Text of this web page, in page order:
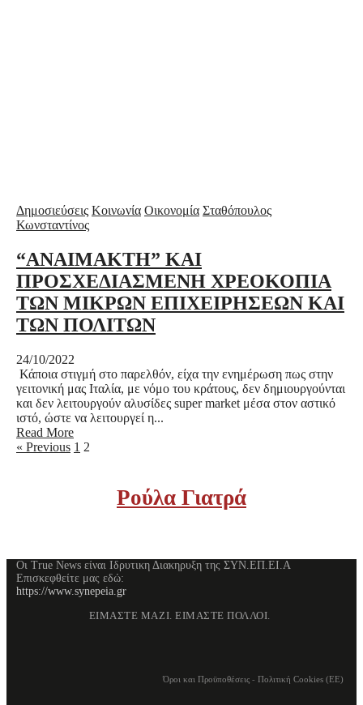
Δημοσιεύσεις Κοινωνία Οικονομία Σταθόπουλος
Κωνσταντίνος
“ΑΝΑΙΜΑΚΤΗ” ΚΑΙ
ΠΡΟΣΧΕΔΙΑΣΜΕΝΗ ΧΡΕΟΚΟΠΙΑ
ΤΩΝ ΜΙΚΡΩΝ ΕΠΙΧΕΙΡΗΣΕΩΝ ΚΑΙ
ΤΩΝ ΠΟΛΙΤΩΝ
24/10/2022
Κάποια στιγμή στο παρελθόν, είχα την ενημέρωση πως στην
γειτονική μας Ιταλία, με νόμο του κράτους, δεν δημιουργούνται
και δεν λειτουργούν αλυσίδες super market μέσα στον αστικό
ιστό, ώστε να λειτουργεί η...
Read More
« Previous 1 2
Ρούλα Γιατρά
Οι True News είναι Ιδρυτικη Διακηρυξη της ΣΥΝ.ΕΠ.ΕΙ.Α
Επισκεφθείτε μας εδώ:
https://www.synepeia.gr
ΕΙΜΑΣΤΕ ΜΑΖΙ. ΕΙΜΑΣΤΕ ΠΟΛΛΟΙ.
Όροι και Προϋποθέσεις- Πολιτική Cookies (ΕΕ)